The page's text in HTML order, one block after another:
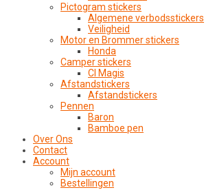
Pictogram stickers
Algemene verbodsstickers
Veiligheid
Motor en Brommer stickers
Honda
Camper stickers
CI Magis
Afstandstickers
Afstandstickers
Pennen
Baron
Bamboe pen
Over Ons
Contact
Account
Mijn account
Bestellingen